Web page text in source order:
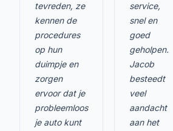
tevreden, ze
kennen de
procedures
op hun
duimpje en
zorgen
ervoor dat je
probleemloos
je auto kunt
service,
snel en
goed
geholpen.
Jacob
besteedt
veel
aandacht
aan het